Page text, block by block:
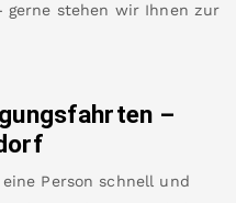
gerne stehen wir Ihnen zur
–
Person schnell und